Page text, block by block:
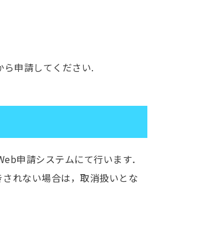
申請してください.
申請システムにて行います．
れない場合は，取消扱いとな